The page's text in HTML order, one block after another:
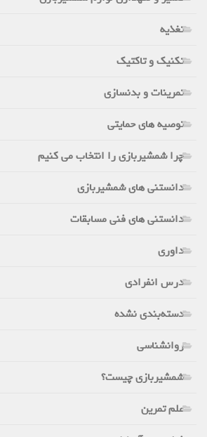
تغذیه
تکنیک و تاکتیک
تمرینات و بدنسازی
توصیه های حمایتی
چرا شمشیربازی را انتخاب می کنیم
دانستنی های شمشیربازی
دانستنی های فنی مسابقات
داوری
درس انفرادی
دسته‌بندی نشده
روانشناسی
شمشیربازی چیست؟
علم تمرین